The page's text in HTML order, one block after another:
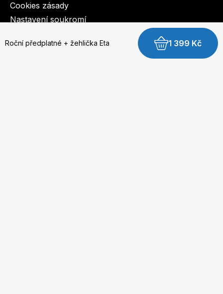
Roční předplatné + žehlička Eta 1 399 Kč
Cookies zásady
Nastavení soukromí
© 2003-2026 BurdaMedia Extra s.r.o.